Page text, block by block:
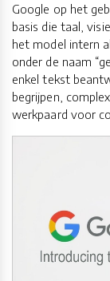
Google op het
basis die taal,
het model intern
onder de naam
enkel tekst
begrijpen,
werkpaard voor